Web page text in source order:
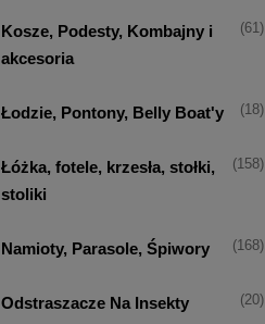
Kosze, Podesty, Kombajny i
akcesoria
(61)
Łodzie, Pontony, Belly Boat'y (18)
Łóżka, fotele, krzesła, stołki,
stoliki
(158)
Namioty, Parasole, Śpiwory (168)
Odstraszacze Na Insekty (20)